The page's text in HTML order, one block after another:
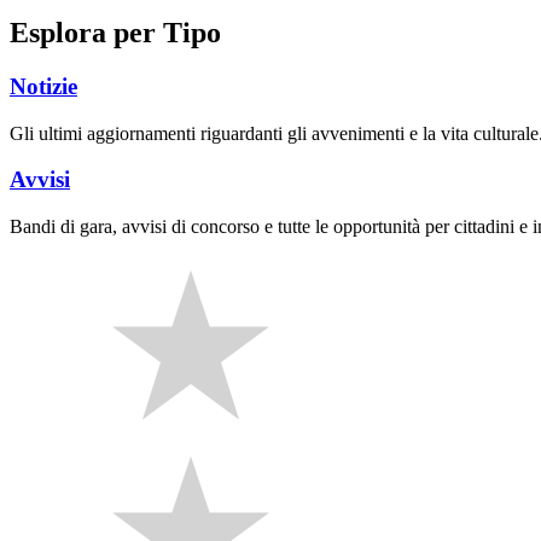
Esplora per Tipo
Notizie
Gli ultimi aggiornamenti riguardanti gli avvenimenti e la vita culturale.
Avvisi
Bandi di gara, avvisi di concorso e tutte le opportunità per cittadini e